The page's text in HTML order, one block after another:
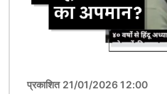
प्रकाशित 21/01/2026 12:00